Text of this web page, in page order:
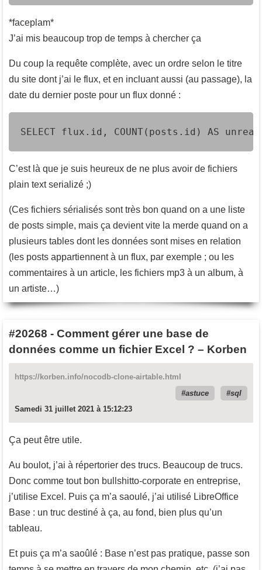
*faceplam*
J’ai mis beaucoup trop de temps à chercher ça
Du coup la requête complète, avec un ordre selon le titre
du site dont j’ai le flux, et en incluant aussi (au passage), la
date du dernier poste pour un flux donné :
SELECT flux.id, COUNT(posts.id) AS
C’est là que je suis heureux de ne plus avoir de fichiers
plain text serializé ;)
(Ces fichiers sérialisés sont très bon quand on a une liste
de posts simple, mais ça devient vite la merde quand on a
plusieurs tables dont les données sont mises en relation
(les posts appartiennent à un flux, par exemple ; ou les
commentaires à un article, les fichiers mp3 à un album, à
un artiste…)
#20268 - Comment gérer une base de
données comme un fichier Excel ? – Korben
https://korben.info/nocodb-clone-airtable.html
astuce
sql
Samedi 31 juillet 2021 à 15:12:23
Ça peut être utile.
Au boulot, j’ai à répertorier des trucs. Beaucoup de trucs.
Donc comme tout bon bullshitto-corporate en entreprise,
j’utilise Excel. Puis ça m’a saoulé, j’ai utilisé LibreOffice
Base : un truc destiné à ça, au fond, bien plus qu’un
tableau.
Et puis ça m’a saoûlé : Base n’est pas pratique, passe son